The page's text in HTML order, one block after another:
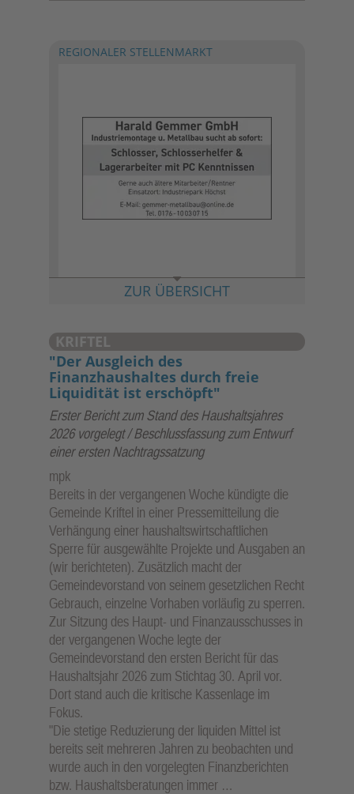
REGIONALER STELLENMARKT
ZUR ÜBERSICHT
KRIFTEL
"Der Ausgleich des
Finanzhaushaltes durch freie
Liquidität ist erschöpft"
Erster Bericht zum Stand des Haushaltsjahres
2026 vorgelegt / Beschlussfassung zum Entwurf
einer ersten Nachtragssatzung
mpk
Bereits in der vergangenen Woche kündigte die
Gemeinde Kriftel in einer Pressemitteilung die
Verhängung einer haushaltswirtschaftlichen
Sperre für ausgewählte Projekte und Ausgaben an
(wir berichteten). Zusätzlich macht der
Gemeindevorstand von seinem gesetzlichen Recht
Gebrauch, einzelne Vorhaben vorläufig zu sperren.
Zur Sitzung des Haupt- und Finanzausschusses in
der vergangenen Woche legte der
Gemeindevorstand den ersten Bericht für das
Haushaltsjahr 2026 zum Stichtag 30. April vor.
Dort stand auch die kritische Kassenlage im
Fokus.
"Die stetige Reduzierung der liquiden Mittel ist
bereits seit mehreren Jahren zu beobachten und
wurde auch in den vorgelegten Finanzberichten
bzw. Haushaltsberatungen immer …